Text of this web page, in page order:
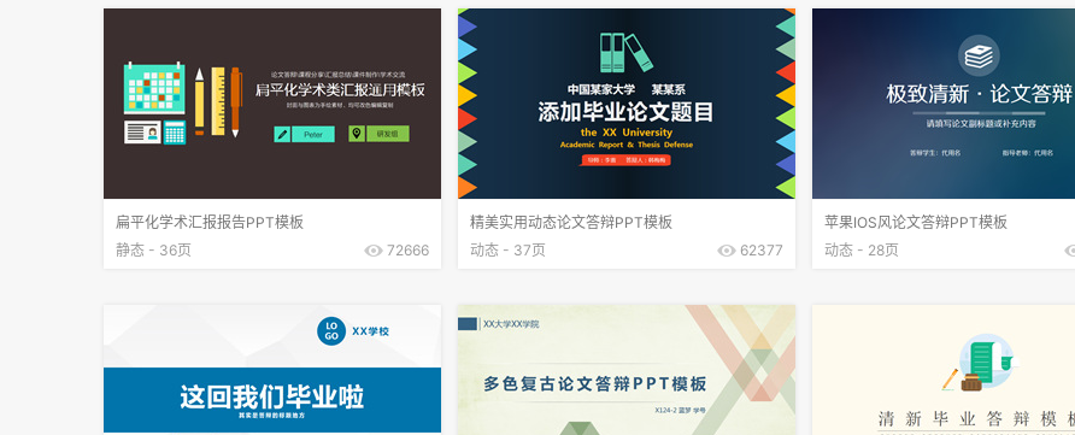
扁平化学术汇报报告PPT模板
静态 - 36页
72666
精美实用动态论文答辩PPT模板
动态 - 37页
62377
苹果IOS风论文答辩PPT模板
动态 - 28页